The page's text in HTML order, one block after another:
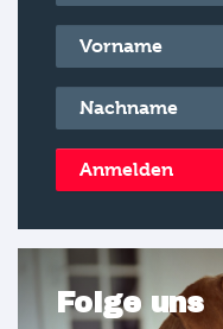
Vorname*
Nachname*
Anmelden
Folge uns